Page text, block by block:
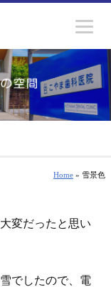
Home » 雪景色
変だったと思い
でしたので、電